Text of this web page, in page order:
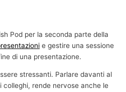
Pod per la seconda parte della
e gestire una sessione
di una presentazione.
stressanti. Parlare davanti al
colleghi, rende nervose anche le